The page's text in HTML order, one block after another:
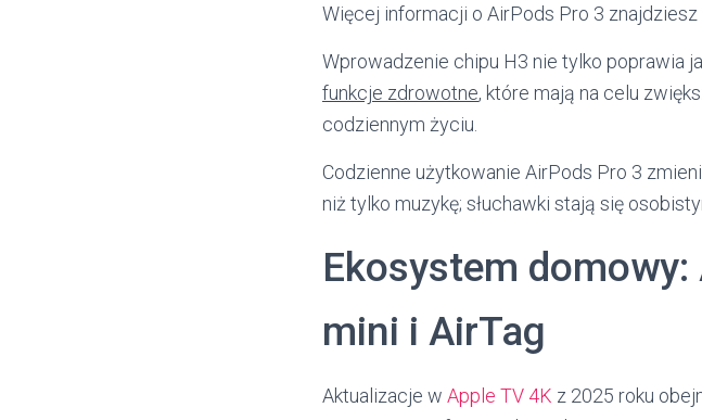
Więcej informacji o AirPods Pro 3 znajdziesz
Wprowadzenie chipu H3 nie tylko poprawia
funkcje zdrowotne, które mają na celu
codziennym życiu.
Codzienne użytkowanie AirPods Pro 3
niż tylko muzykę; słuchawki stają się
Ekosystem domowy:
mini i AirTag
Aktualizacje w Apple TV 4K z 2025 roku